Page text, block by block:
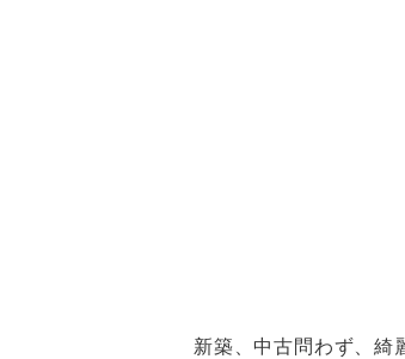
新築、中古問わず、綺